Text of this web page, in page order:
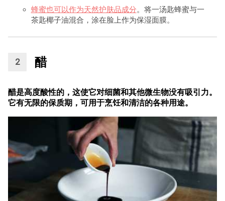
蜂蜜也可以作为天然护肤品成分。将一汤匙蜂蜜与一
茶匙椰子油混合，涂在脸上作为保湿面膜。
醋
醋是高度酸性的，这使它对细菌和其他微生物没有吸引力。
它有无限的保质期，可用于烹饪和清洁的各种用途。